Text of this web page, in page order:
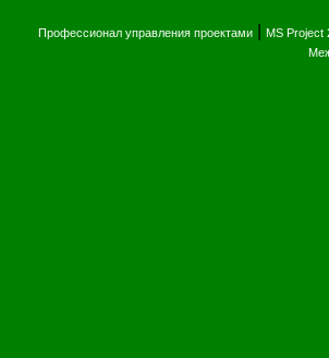
Профессионал управления проектами MS Project